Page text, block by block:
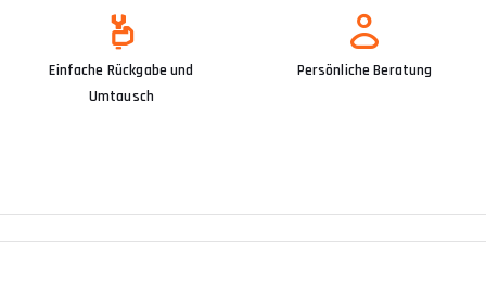
Einfache Rückgabe und
Umtausch
Persönliche Beratung